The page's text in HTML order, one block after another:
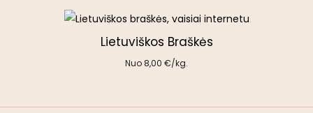
Lietuviškos Braškės
Nuo 8,00 €/kg.